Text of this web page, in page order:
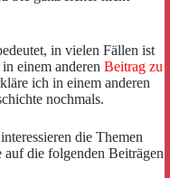
in vielen Fällen ist
einem anderen Beitrag zu
ich in einem anderen
nochmals.
die Themen
die folgenden Beiträgen